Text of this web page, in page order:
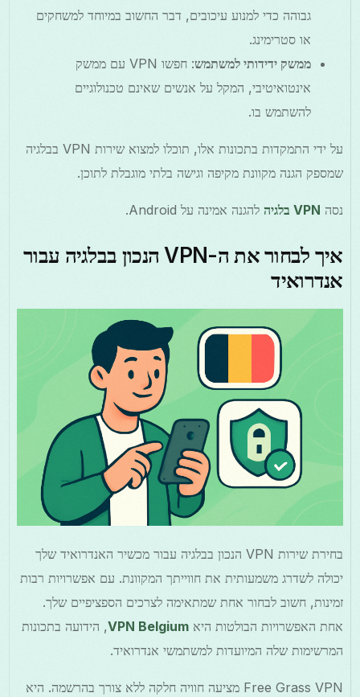
גבוהה כדי למנוע עיכובים, דבר החשוב במיוחד למשחקים
או סטרימינג.
ממשק ידידותי למשתמש
: חפשו VPN עם ממשק
אינטואיטיבי, המקל על אנשים שאינם טכנולוגיים
להשתמש בו.
על ידי התמקדות בתכונות אלו, תוכלו למצוא שירות VPN בבלגיה
שמספק הגנה מקוונת מקיפה וגישה בלתי מוגבלת לתוכן.
נסה VPN בלגיה להגנה אמינה על Android.
איך לבחור את ה-VPN הנכון בבלגיה עבור
אנדרואיד
בחירת שירות VPN הנכון בבלגיה עבור מכשיר האנדרואיד שלך
יכולה לשדרג משמעותית את חווייתך המקוונת. עם אפשרויות רבות
זמינות, חשוב לבחור אחת שמתאימה לצרכים הספציפיים שלך.
אחת האפשרויות הבולטות היאVPN Belgium, הידועה בתכונות
המרשימות שלה המיועדות למשתמשי אנדרואיד.
Free Grass VPN מציעה חוויה חלקה ללא צורך בהרשמה. היא